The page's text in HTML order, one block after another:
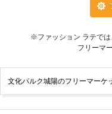
※ファッション ラテで
フリーマ
文化パルク城陽のフリーマーケ